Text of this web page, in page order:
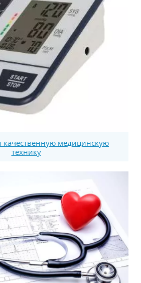
качественную медицинскую
технику